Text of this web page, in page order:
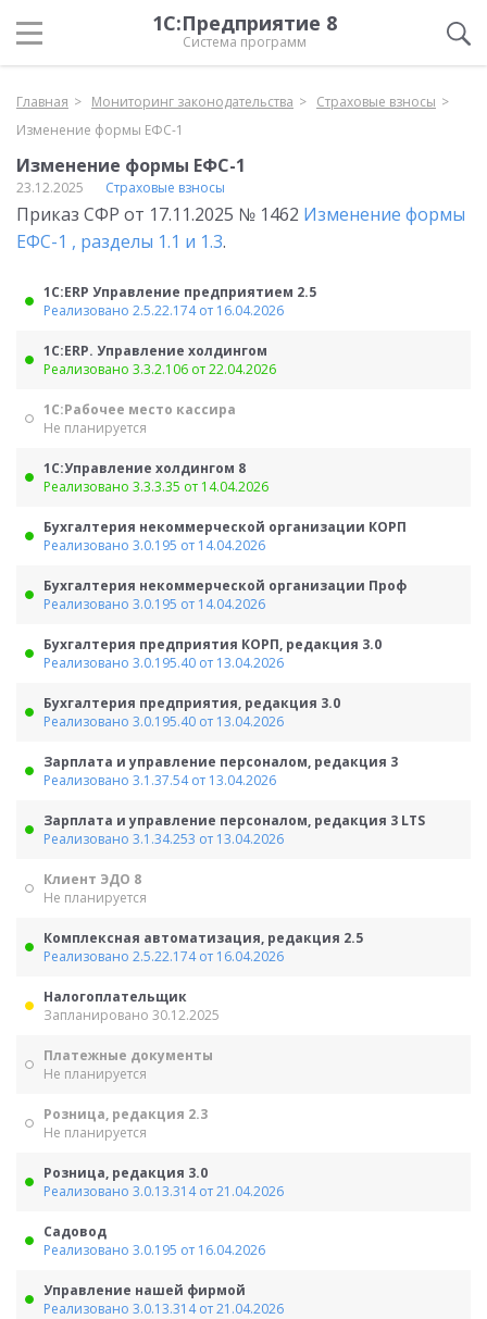
1С:Предприятие 8
Система программ
Главная Мониторинг законодательства
Страховые взносы
Изменение формы ЕФС-1
Изменение формы ЕФС-1
23.12.2025 Страховые взносы
Приказ СФР от 17.11.2025 № 1462 Изменение формы
ЕФС-1 , разделы 1.1 и 1.3.
1С:ERP Управление предприятием 2.5
Реализовано 2.5.22.174 от 16.04.2026
1С:ERP. Управление холдингом
Реализовано 3.3.2.106 от 22.04.2026
1С:Рабочее место кассира
Не планируется
1С:Управление холдингом 8
Реализовано 3.3.3.35 от 14.04.2026
Бухгалтерия некоммерческой организации КОРП
Реализовано 3.0.195 от 14.04.2026
Бухгалтерия некоммерческой организации Проф
Реализовано 3.0.195 от 14.04.2026
Бухгалтерия предприятия КОРП, редакция 3.0
Реализовано 3.0.195.40 от 13.04.2026
Бухгалтерия предприятия, редакция 3.0
Реализовано 3.0.195.40 от 13.04.2026
Зарплата и управление персоналом, редакция 3
Реализовано 3.1.37.54 от 13.04.2026
Зарплата и управление персоналом, редакция 3 LTS
Реализовано 3.1.34.253 от 13.04.2026
Клиент ЭДО 8
Не планируется
Комплексная автоматизация, редакция 2.5
Реализовано 2.5.22.174 от 16.04.2026
Налогоплательщик
Запланировано 30.12.2025
Платежные документы
Не планируется
Розница, редакция 2.3
Не планируется
Розница, редакция 3.0
Реализовано 3.0.13.314 от 21.04.2026
Садовод
Реализовано 3.0.195 от 16.04.2026
Управление нашей фирмой
Реализовано 3.0.13.314 от 21.04.2026